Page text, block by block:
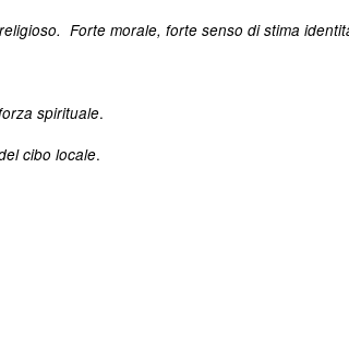
Forte morale, forte senso di stima
spirituale.
cibo locale.